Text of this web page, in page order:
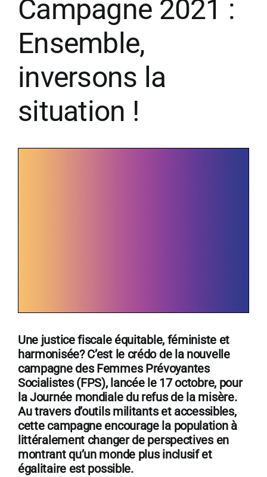
Campagne 2021 :
Ensemble,
inversons la
situation !
Une justice fiscale équitable, féministe et
harmonisée? C’est le crédo de la nouvelle
campagne des Femmes Prévoyantes
Socialistes (FPS), lancée le 17 octobre, pour
la Journée mondiale du refus de la misère.
Au travers d’outils militants et accessibles,
cette campagne encourage la population à
littéralement changer de perspectives en
montrant qu’un monde plus inclusif et
égalitaire est possible.